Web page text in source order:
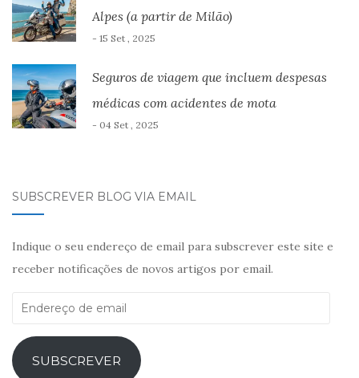
Alpes (a partir de Milão)
- 15 Set , 2025
Seguros de viagem que incluem despesas
médicas com acidentes de mota
- 04 Set , 2025
SUBSCREVER BLOG VIA EMAIL
Indique o seu endereço de email para subscrever este site e
receber notificações de novos artigos por email.
Endereço
email
SUBSCREVER